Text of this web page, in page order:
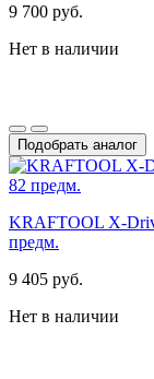
9 700 руб.
Нет в наличии
Подобрать аналог
KRAFTOOL X-
предм.
9 405 руб.
Нет в наличии